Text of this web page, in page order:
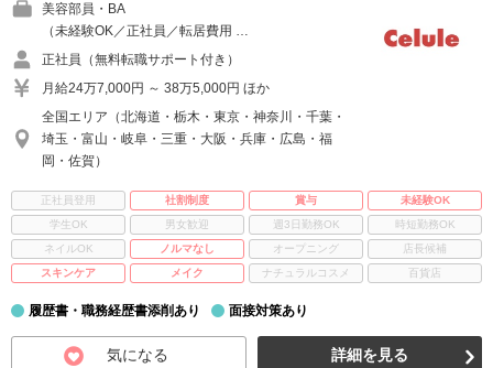
美容部員・BA
（未経験OK／正社員／転居費用 …
正社員（無料転職サポート付き）
月給24万7,000円 ～ 38万5,000円 ほか
全国エリア（北海道・栃木・東京・神奈川・千葉・
埼玉・富山・岐阜・三重・大阪・兵庫・広島・福
岡・佐賀）
正社員登用 社割制度 賞与
未経験OK
学生OK
男女歓迎 週3日勤務OK
時短勤務OK
ネイルOK
ノルマなし オープニング
店長候補
スキンケア
メイク ナチュラルコスメ 百貨店
履歴書・職務経歴書添削あり 面接対策あり
気になる 詳細を見る